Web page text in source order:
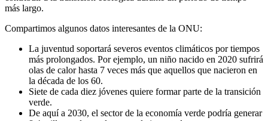
más largo.
Compartimos algunos datos interesantes de la ONU:
La juventud soportará severos eventos climáticos por tiempos
más prolongados. Por ejemplo, un niño nacido en 2020 sufrirá
olas de calor hasta 7 veces más que aquellos que nacieron en
la década de los 60.
Siete de cada diez jóvenes quiere formar parte de la transición
verde.
De aquí a 2030, el sector de la economía verde podría generar